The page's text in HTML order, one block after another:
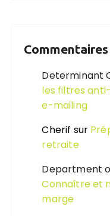
Determinant
les filtres
e-mailing
Cherif sur
retraite
Department
Connaître et
marge